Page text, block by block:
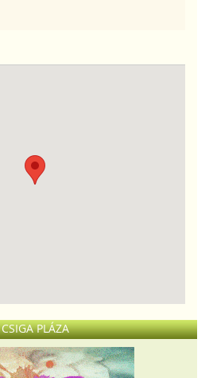
CSIGA PLÁZA